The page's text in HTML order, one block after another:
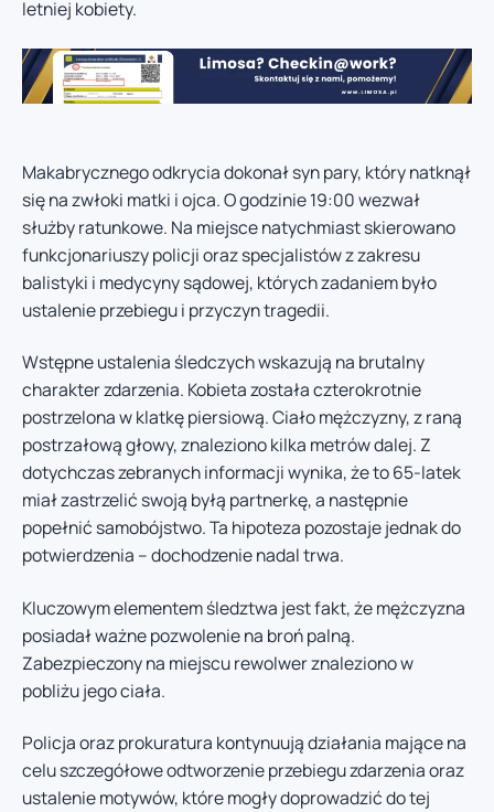
letniej kobiety.
Makabrycznego odkrycia dokonał syn pary, który natknął
się na zwłoki matki i ojca. O godzinie 19:00 wezwał
służby ratunkowe. Na miejsce natychmiast skierowano
funkcjonariuszy policji oraz specjalistów z zakresu
balistyki i medycyny sądowej, których zadaniem było
ustalenie przebiegu i przyczyn tragedii.
Wstępne ustalenia śledczych wskazują na brutalny
charakter zdarzenia. Kobieta została czterokrotnie
postrzelona w klatkę piersiową. Ciało mężczyzny, z raną
postrzałową głowy, znaleziono kilka metrów dalej. Z
dotychczas zebranych informacji wynika, że to 65-latek
miał zastrzelić swoją byłą partnerkę, a następnie
popełnić samobójstwo. Ta hipoteza pozostaje jednak do
potwierdzenia – dochodzenie nadal trwa.
Kluczowym elementem śledztwa jest fakt, że mężczyzna
posiadał ważne pozwolenie na broń palną.
Zabezpieczony na miejscu rewolwer znaleziono w
pobliżu jego ciała.
Policja oraz prokuratura kontynuują działania mające na
celu szczegółowe odtworzenie przebiegu zdarzenia oraz
ustalenie motywów, które mogły doprowadzić do tej